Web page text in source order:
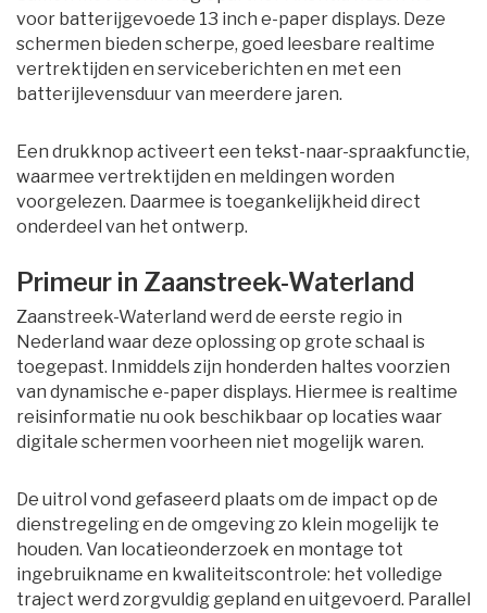
voor batterijgevoede 13 inch e-paper displays. Deze
schermen bieden scherpe, goed leesbare realtime
vertrektijden en serviceberichten en met een
batterijlevensduur van meerdere jaren.
Een drukknop activeert een tekst-naar-spraakfunctie,
waarmee vertrektijden en meldingen worden
voorgelezen. Daarmee is toegankelijkheid direct
onderdeel van het ontwerp.
Primeur in Zaanstreek-Waterland
Zaanstreek-Waterland werd de eerste regio in
Nederland waar deze oplossing op grote schaal is
toegepast. Inmiddels zijn honderden haltes voorzien
van dynamische e-paper displays. Hiermee is realtime
reisinformatie nu ook beschikbaar op locaties waar
digitale schermen voorheen niet mogelijk waren.
De uitrol vond gefaseerd plaats om de impact op de
dienstregeling en de omgeving zo klein mogelijk te
houden. Van locatieonderzoek en montage tot
ingebruikname en kwaliteitscontrole: het volledige
traject werd zorgvuldig gepland en uitgevoerd. Parallel